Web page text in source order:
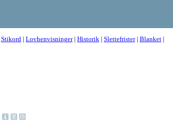
Stikord| Lovhenvisninger| Historik| Slettefrister| Blanket|